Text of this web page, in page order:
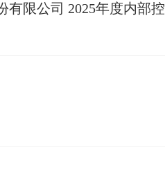
有限公司 2025年度内部控